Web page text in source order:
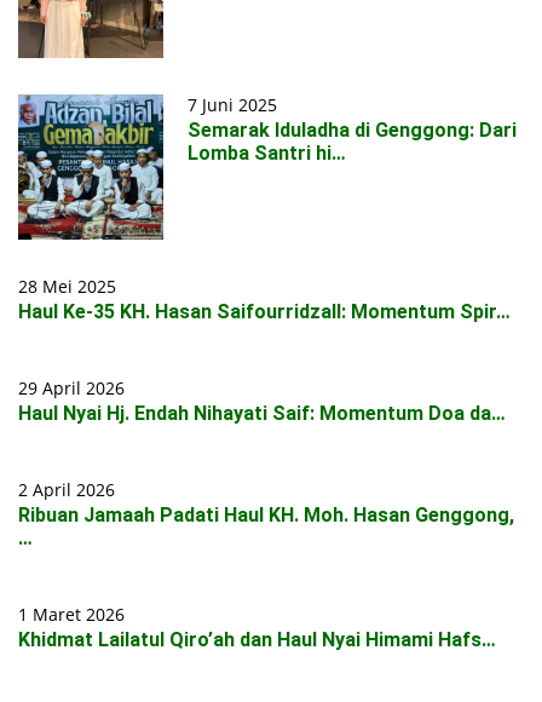
7 Juni 2025
Semarak Iduladha di Genggong: Dari
Lomba Santri hi…
28 Mei 2025
Haul Ke-35 KH. Hasan Saifourridzall: Momentum Spir…
29 April 2026
Haul Nyai Hj. Endah Nihayati Saif: Momentum Doa da…
2 April 2026
Ribuan Jamaah Padati Haul KH. Moh. Hasan Genggong,
…
1 Maret 2026
Khidmat Lailatul Qiro’ah dan Haul Nyai Himami Hafs…